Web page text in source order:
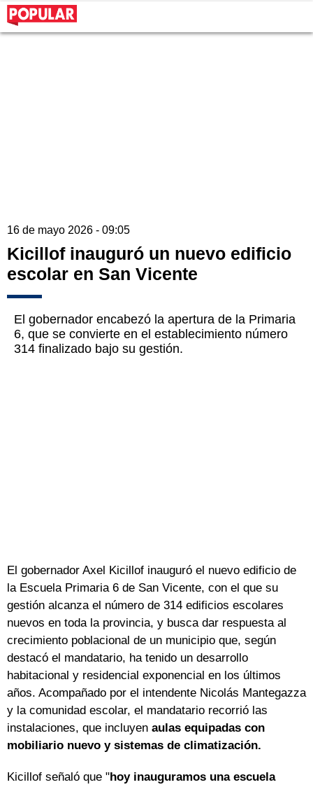
16 de mayo 2026 - 09:05
Kicillof inauguró un nuevo edificio
escolar en San Vicente
El gobernador encabezó la apertura de la Primaria
6, que se convierte en el establecimiento número
314 finalizado bajo su gestión.
El gobernador Axel Kicillof inauguró el nuevo edificio de
la Escuela Primaria 6 de San Vicente, con el que su
gestión alcanza el número de 314 edificios escolares
nuevos en toda la provincia, y busca dar respuesta al
crecimiento poblacional de un municipio que, según
destacó el mandatario, ha tenido un desarrollo
habitacional y residencial exponencial en los últimos
años. Acompañado por el intendente Nicolás Mantegazza
y la comunidad escolar, el mandatario recorrió las
instalaciones, que incluyen aulas equipadas con
mobiliario nuevo y sistemas de climatización.
Kicillof señaló que "hoy inauguramos una escuela